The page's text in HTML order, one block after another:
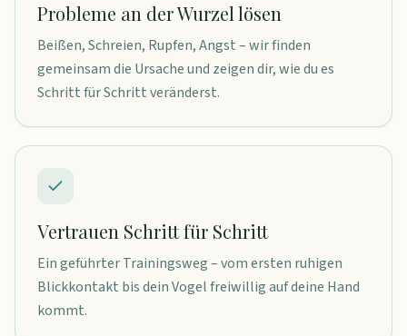
Probleme an der Wurzel lösen
Beißen, Schreien, Rupfen, Angst – wir finden
gemeinsam die Ursache und zeigen dir, wie du es
Schritt für Schritt veränderst.
Vertrauen Schritt für Schritt
Ein geführter Trainingsweg – vom ersten ruhigen
Blickkontakt bis dein Vogel freiwillig auf deine Hand
kommt.